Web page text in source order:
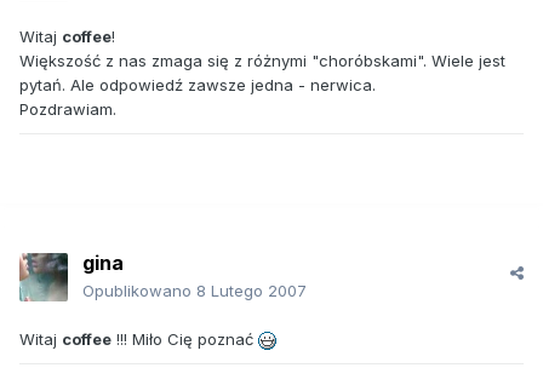
Witaj coffee!
Większość z nas zmaga się z różnymi "choróbskami". Wiele jest
pytań. Ale odpowiedź zawsze jedna - nerwica.
Pozdrawiam.
gina
Opublikowano 8 Lutego 2007
Witaj coffee !!! Miło Cię poznać